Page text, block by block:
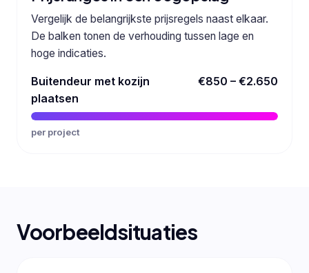
Vergelijk de belangrijkste prijsregels naast elkaar.
De balken tonen de verhouding tussen lage en
hoge indicaties.
Buitendeur met kozijn
plaatsen
€850 – €2.650
per project
Voorbeeldsituaties